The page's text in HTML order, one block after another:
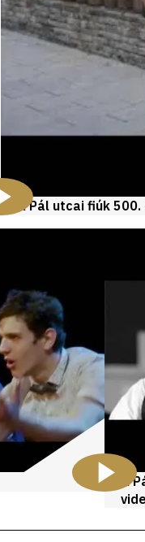
A Pál utcai fiúk
A